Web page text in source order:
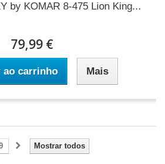
by KOMAR 8-475 Lion King...
79,99 €
ao carrinho Mais
Mostrar todos